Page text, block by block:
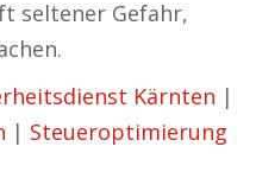
seltener Gefahr,
Kärnten |
| Steueroptimierung